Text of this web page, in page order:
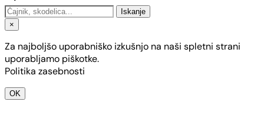
Iskanje
×
Za najboljšo uporabniško izkušnjo na naši spletni strani
uporabljamo piškotke.
Politika zasebnosti
OK